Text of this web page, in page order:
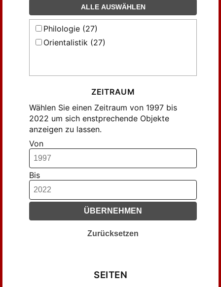
ALLE AUSWÄHLEN
Philologie (27)
Orientalistik (27)
ZEITRAUM
Wählen Sie einen Zeitraum von 1997 bis
2022 um sich enstprechende Objekte
anzeigen zu lassen.
Von
Bis
ÜBERNEHMEN
Zurücksetzen
SEITEN